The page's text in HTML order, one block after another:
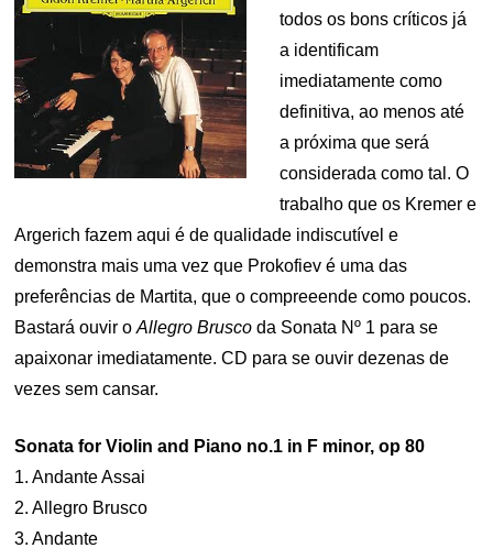
todos os bons críticos já
a identificam
imediatamente como
definitiva, ao menos até
a próxima que será
considerada como tal. O
trabalho que os Kremer e
Argerich fazem aqui é de qualidade indiscutível e
demonstra mais uma vez que Prokofiev é uma das
preferências de Martita, que o compreeende como poucos.
Bastará ouvir oAllegro Brusco da Sonata Nº 1 para se
apaixonar imediatamente. CD para se ouvir dezenas de
vezes sem cansar.
Sonata for Violin and Piano no.1 in F minor, op 80
1. Andante Assai
2. Allegro Brusco
3. Andante